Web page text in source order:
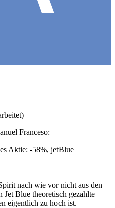
Franceso:
Aktie: -58%, jetBlue
nach wie vor nicht aus den
Jet Blue theoretisch gezahlte
eigentlich zu hoch ist.